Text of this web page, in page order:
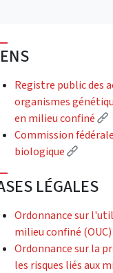
Registre public des
organismes
en milieu confiné
Commission
biologique
LÉGALES
Ordonnance sur
milieu confiné
Ordonnance sur la
les risques liés aux